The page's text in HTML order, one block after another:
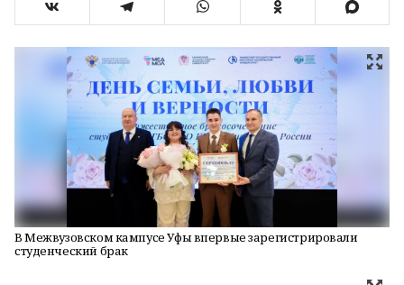
В Межвузовском кампусе Уфы впервые зарегистрировали
студенческий брак